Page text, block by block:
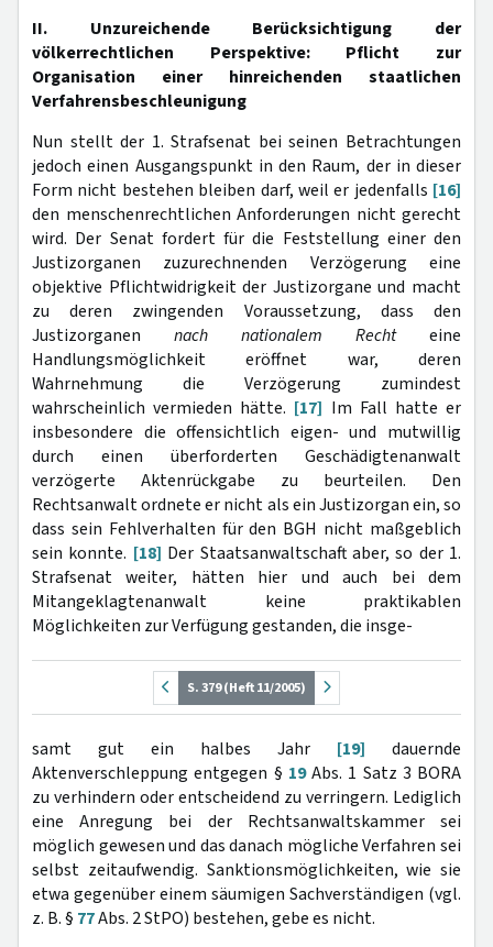
II. Unzureichende Berücksichtigung der
völkerrechtlichen Perspektive: Pflicht zur
Organisation einer hinreichenden staatlichen
Verfahrensbeschleunigung
Nun stellt der 1. Strafsenat bei seinen Betrachtungen
jedoch einen Ausgangspunkt in den Raum, der in dieser
Form nicht bestehen bleiben darf, weil er jedenfalls [16]
den menschenrechtlichen Anforderungen nicht gerecht
wird. Der Senat fordert für die Feststellung einer den
Justizorganen zuzurechnenden Verzögerung eine
objektive Pflichtwidrigkeit der Justizorgane und macht
zu deren zwingenden Voraussetzung, dass den
Justizorganen nach nationalem Recht eine
Handlungsmöglichkeit eröffnet war, deren
Wahrnehmung die Verzögerung zumindest
wahrscheinlich vermieden hätte. [17] Im Fall hatte er
insbesondere die offensichtlich eigen- und mutwillig
durch einen überforderten Geschädigtenanwalt
verzögerte Aktenrückgabe zu beurteilen. Den
Rechtsanwalt ordnete er nicht als ein Justizorgan ein, so
dass sein Fehlverhalten für den BGH nicht maßgeblich
sein konnte. [18] Der Staatsanwaltschaft aber, so der 1.
Strafsenat weiter, hätten hier und auch bei dem
Mitangeklagtenanwalt keine praktikablen
Möglichkeiten zur Verfügung gestanden, die insge-
S. 379 (Heft 11/2005)
samt gut ein halbes Jahr [19] dauernde
Aktenverschleppung entgegen § 19Abs. 1 Satz 3 BORA
zu verhindern oder entscheidend zu verringern. Lediglich
eine Anregung bei der Rechtsanwaltskammer sei
möglich gewesen und das danach mögliche Verfahren sei
selbst zeitaufwendig. Sanktionsmöglichkeiten, wie sie
etwa gegenüber einem säumigen Sachverständigen (vgl.
z. B. § 77Abs. 2 StPO) bestehen, gebe es nicht.